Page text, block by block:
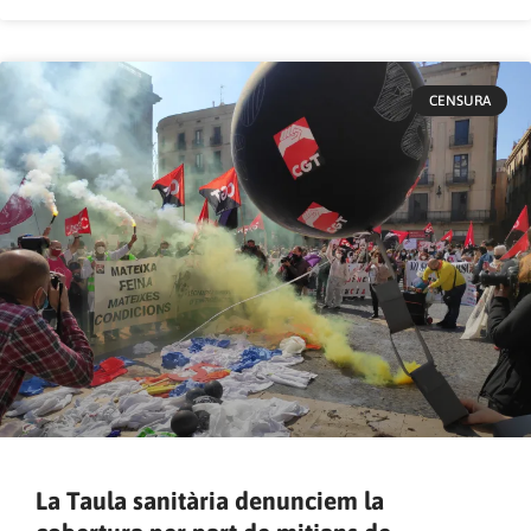
CENSURA
La Taula sanitària denunciem la